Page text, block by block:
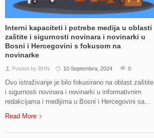
Interni kapaciteti i potrebe medija u oblasti
zaštite i sigurnosti novinara i novinarki u
Bosni i Hercegovini s fokusom na
novinarke
Posted by BHN 10 Septembra, 2024 0
Ovo istraživanje je bilo fokusirano na oblast zaštite
i sigurnosti novinara i novinarki u informativnim
redakcijama i medijima u Bosni i Hercegovini sa...
Read More